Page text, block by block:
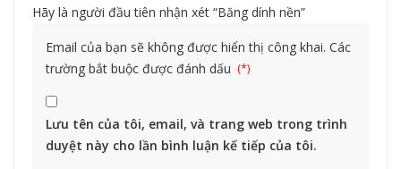
Hãy là người đầu tiên nhận xét “Băng dính nền”
Email của bạn sẽ không được hiển thị công khai. Các
trường bắt buộc được đánh dấu
Lưu tên của tôi, email, và trang web trong trình
duyệt này cho lần bình luận kế tiếp của tôi.